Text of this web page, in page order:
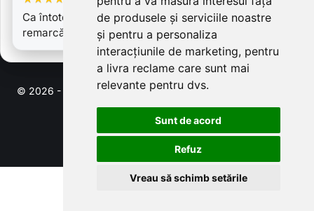
de produsele și serviciile noastre
și pentru a personaliza
interacțiunile de marketing, pentru
a livra reclame care sunt mai
relevante pentru dvs.
Sunt de acord
Refuz
Vreau să schimb setările
Ca întotdeauna, creațiile marca Laura Galic se
remarcă prin frumusețe, feminitate, și…
© 2026 - Software pentru comert electronic de PrestaShop™